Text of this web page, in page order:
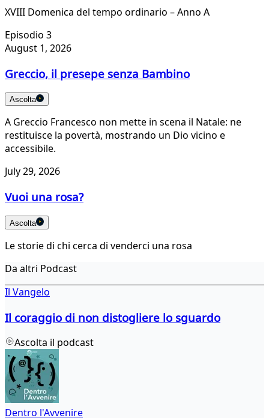
XVIII Domenica del tempo ordinario – Anno A
Episodio 3
August 1, 2026
Greccio, il presepe senza Bambino
Ascolta
A Greccio Francesco non mette in scena il Natale: ne
restituisce la povertà, mostrando un Dio vicino e
accessibile.
July 29, 2026
Vuoi una rosa?
Ascolta
Le storie di chi cerca di venderci una rosa
Da altri Podcast
Il Vangelo
Il coraggio di non distogliere lo sguardo
Ascolta il podcast
Dentro l'Avvenire